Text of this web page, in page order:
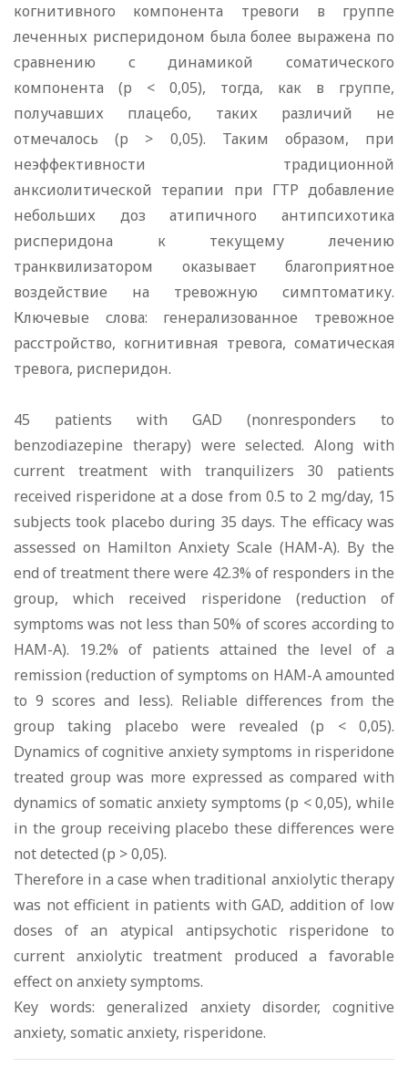
когнитивного компонента тревоги в группе
леченных рисперидоном была более выражена по
сравнению с динамикой соматического
компонента (p < 0,05), тогда, как в группе,
получавших плацебо, таких различий не
отмечалось (p > 0,05). Таким образом, при
неэффективности традиционной
анксиолитической терапии при ГТР добавление
небольших доз атипичного антипсихотика
рисперидона к текущему лечению
транквилизатором оказывает благоприятное
воздействие на тревожную симптоматику.
Ключевые слова: генерализованное тревожное
расстройство, когнитивная тревога, соматическая
тревога, рисперидон.
45 patients with GAD (nonresponders to
benzodiazepine therapy) were selected. Along with
current treatment with tranquilizers 30 patients
received risperidone at a dose from 0.5 to 2 mg/day, 15
subjects took placebo during 35 days. The efficacy was
assessed on Hamilton Anxiety Scale (HAM-A). By the
end of treatment there were 42.3% of responders in the
group, which received risperidone (reduction of
symptoms was not less than 50% of scores according to
HAM-A). 19.2% of patients attained the level of a
remission (reduction of symptoms on HAM-A amounted
to 9 scores and less). Reliable differences from the
group taking placebo were revealed (p < 0,05).
Dynamics of cognitive anxiety symptoms in risperidone
treated group was more expressed as compared with
dynamics of somatic anxiety symptoms (p < 0,05), while
in the group receiving placebo these differences were
not detected (p > 0,05).
Therefore in a case when traditional anxiolytic therapy
was not efficient in patients with GAD, addition of low
doses of an atypical antipsychotic risperidone to
current anxiolytic treatment produced a favorable
effect on anxiety symptoms.
Key words: generalized anxiety disorder, cognitive
anxiety, somatic anxiety, risperidone.